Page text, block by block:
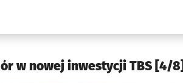
w nowej inwestycji TBS [4/8]